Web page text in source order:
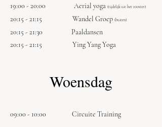
19:00 - 20:00
Aerial yoga (tijdelijk uit het rooster)
20:15 - 21:15 Wandel Groep (buiten)
20:15 - 21:30 Paaldansen
20:15 - 21:15 Ying Yang Yoga
Woensdag
09:00 - 10:00 Circuite Training